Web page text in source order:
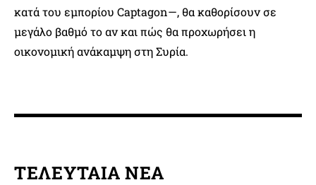
κατά του εμπορίου Captagon—, θα καθορίσουν σε
μεγάλο βαθμό το αν και πώς θα προχωρήσει η
οικονομική ανάκαμψη στη Συρία.
ΤΕΛΕΥΤΑΙΑ ΝΕΑ